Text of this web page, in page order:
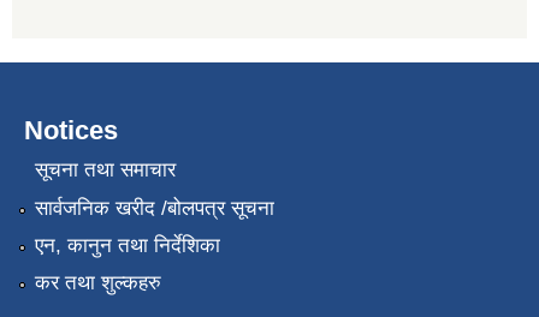
Notices
सूचना तथा समाचार
सार्वजनिक खरीद /बोलपत्र सूचना
एन, कानुन तथा निर्देशिका
कर तथा शुल्कहरु